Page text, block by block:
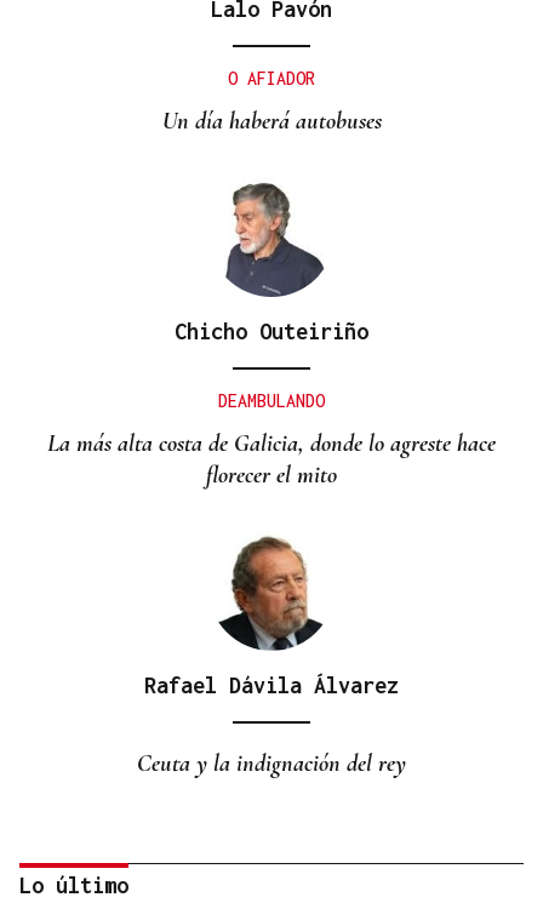
Lalo Pavón
O AFIADOR
Un día haberá autobuses
Chicho Outeiriño
DEAMBULANDO
La más alta costa de Galicia, donde lo agreste hace
florecer el mito
Rafael Dávila Álvarez
Ceuta y la indignación del rey
Lo último